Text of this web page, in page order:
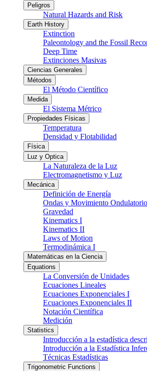
Peligros
Natural Hazards and Risk
Earth History
Extinction
Paleontology and the Fossil
Deep Time
Extinciones Masivas
Ciencias Generales
Métodos
El Método Científico
Medida
El Sistema Métrico
Propiedades Físicas
Temperatura
Densidad y Flotabilidad
Física
Luz y Optica
La Naturaleza de la Luz
Electromagnetismo y Luz
Mecánica
Definición de Energía
Ondas y Movimiento Ondulatorio
Gravedad
Kinematics I
Kinematics II
Laws of Motion
Termodinámica I
Matemáticas en la Ciencia
Equations
La Conversión de Unidades
Ecuaciones Lineales
Ecuaciones Exponenciales I
Ecuaciones Exponenciales II
Notación Científica
Medición
Statistics
Introducción a la estadística
Introducción a la Estadística
Técnicas Estadísticas
Trigonometric Functions